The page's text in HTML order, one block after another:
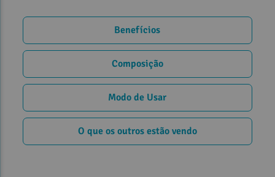
Benefícios
Composição
Modo de Usar
O que os outros estão vendo